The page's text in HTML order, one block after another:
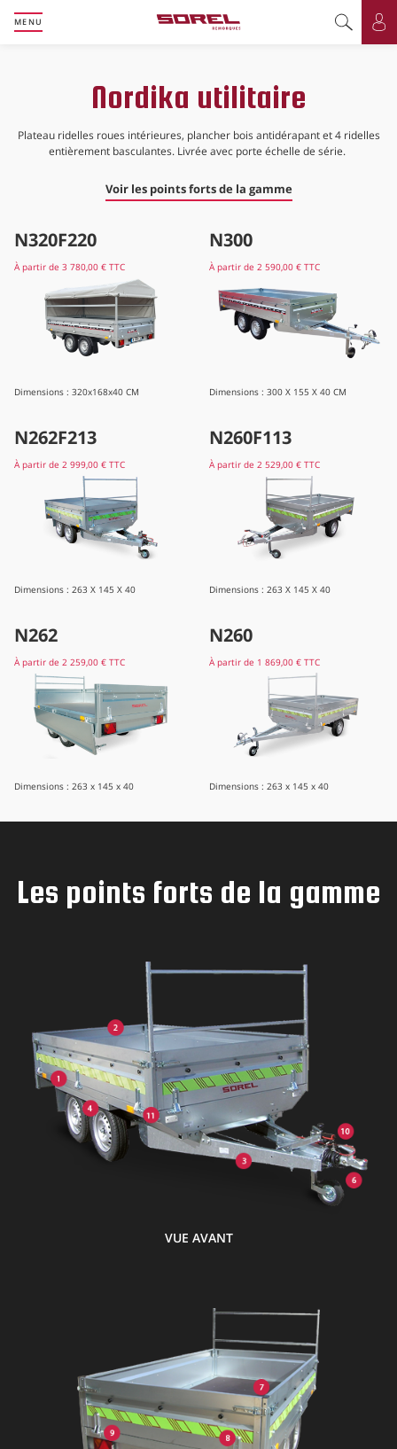
MENU Basculer
Nordika utilitaire
Plateau ridelles roues intérieures, plancher bois antidérapant et 4 ridelles
entièrement basculantes. Livrée avec porte échelle de série.
Voir les points forts de la gamme
N320F220
À partir de 3 780,00 € TTC
Dimensions : 320x168x40 CM
N300
À partir de 2 590,00 € TTC
Dimensions : 300 X 155 X 40 CM
N262F213
À partir de 2 999,00 € TTC
Dimensions : 263 X 145 X 40
N260F113
À partir de 2 529,00 € TTC
Dimensions : 263 X 145 X 40
N262
À partir de 2 259,00 € TTC
Dimensions : 263 x 145 x 40
N260
À partir de 1 869,00 € TTC
Dimensions : 263 x 145 x 40
Les points forts de la gamme
VUE AVANT